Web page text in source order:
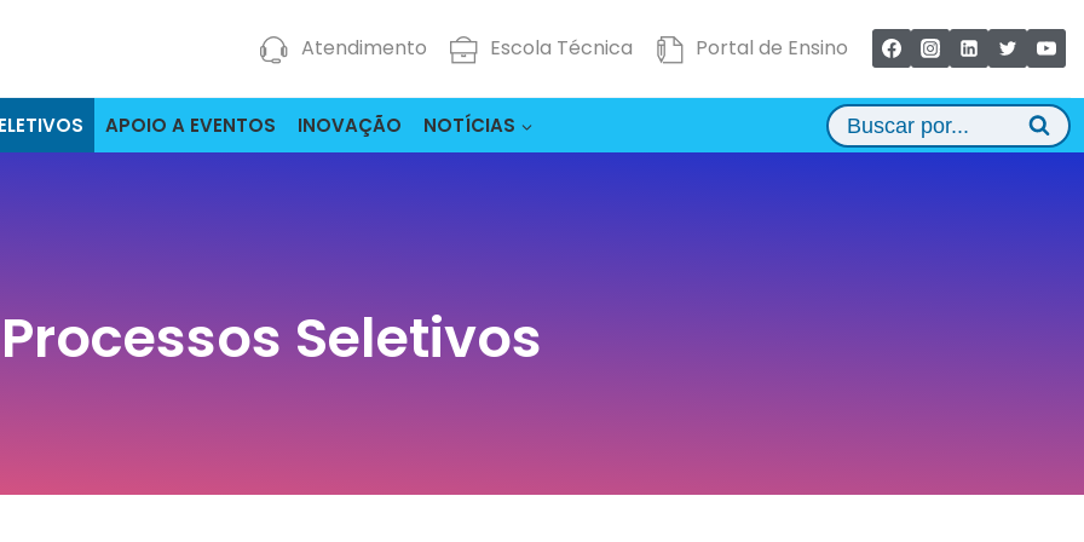
Atendimento Escola Técnica Portal de Ensino
APOIO A EVENTOS INOVAÇÃO NOTÍCIAS Buscar por...
Processos Seletivos